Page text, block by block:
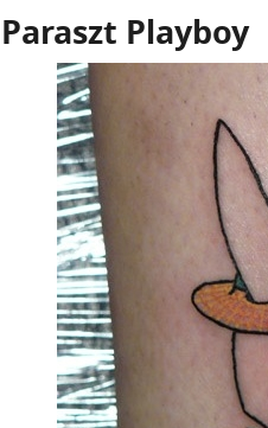
Paraszt Playboy